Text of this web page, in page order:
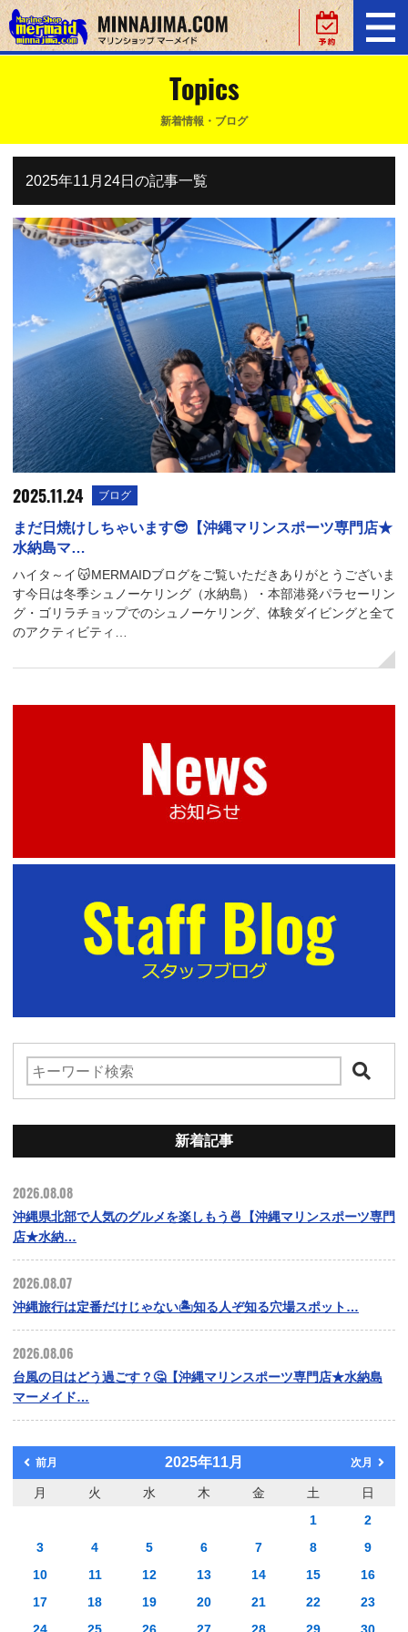
Topics
新着情報・ブログ
2025年11月24日の記事一覧
2025.11.24 ブログ
まだ日焼けしちゃいます😎【沖縄マリンスポーツ専門店★
水納島マ…
ハイタ～イ😽MERMAIDブログをご覧いただきありがとうございま
す今日は冬季シュノーケリング（水納島）・本部港発パラセーリン
グ・ゴリラチョップでのシュノーケリング、体験ダイビングと全て
のアクティビティ…
新着記事
2026.08.08
沖縄県北部で人気のグルメを楽しもう🍜【沖縄マリンスポーツ専門
店★水納…
2026.08.07
沖縄旅行は定番だけじゃない🏝️知る人ぞ知る穴場スポット…
2026.08.06
台風の日はどう過ごす？🤔【沖縄マリンスポーツ専門店★水納島
マーメイド…
前月 2025年11月 次月
月 火 水 木 金 土
日
1
2
3
4 5 6 7 8
9
10
11 12 13 14 15
16
17
18 19 20 21 22
23
24
25 26 27 28 29 30